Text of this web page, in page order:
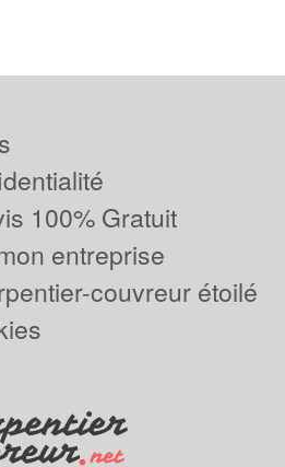
100% Gratuit
entreprise
couvreur étoilé